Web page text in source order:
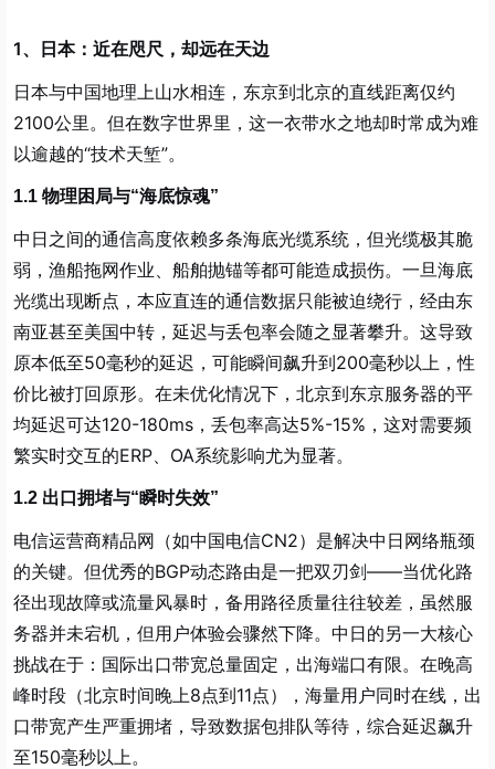
1、日本：近在咫尺，却远在天边
日本与中国地理上山水相连，东京到北京的直线距离仅约
2100公里。但在数字世界里，这一衣带水之地却时常成为难
以逾越的“技术天堑”。
1.1 物理困局与“海底惊魂”
中日之间的通信高度依赖多条海底光缆系统，但光缆极其脆
弱，渔船拖网作业、船舶抛锚等都可能造成损伤。一旦海底
光缆出现断点，本应直连的通信数据只能被迫绕行，经由东
南亚甚至美国中转，延迟与丢包率会随之显著攀升。这导致
原本低至50毫秒的延迟，可能瞬间飙升到200毫秒以上，性
价比被打回原形。在未优化情况下，北京到东京服务器的平
均延迟可达120-180ms，丢包率高达5%-15%，这对需要频
繁实时交互的ERP、OA系统影响尤为显著。
1.2 出口拥堵与“瞬时失效”
电信运营商精品网（如中国电信CN2）是解决中日网络瓶颈
的关键。但优秀的BGP动态路由是一把双刃剑——当优化路
径出现故障或流量风暴时，备用路径质量往往较差，虽然服
务器并未宕机，但用户体验会骤然下降。中日的另一大核心
挑战在于：国际出口带宽总量固定，出海端口有限。在晚高
峰时段（北京时间晚上8点到11点），海量用户同时在线，出
口带宽产生严重拥堵，导致数据包排队等待，综合延迟飙升
至150毫秒以上。